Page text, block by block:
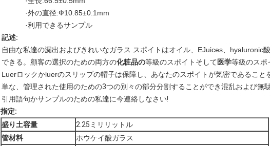
·外の直径:Ф10.85±0.1mm
·利用できるサンプル
記述:
自由な私達の漏出およびきれいなガラス スポイトはオイル、EJuices、 hyaluronic酸
できる。顧客の選択のための両方の化粧品の等級のスポイトそして医学等級のスポ
Luerロックかluerのスリップの帽子は保障し、あなたのスポイトが気密であること
単な、管理された使用のための3つの別々の部分分割することができ混乱および無駄
引用語句かサンプルのための私達に今連絡しなさい!
指定:
盛り土容量
2.25ミリリットル
管材料
ホウケイ酸ガラス